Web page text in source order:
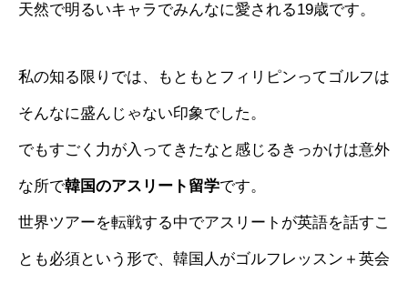
天然で明るいキャラでみんなに愛される19歳です。
私の知る限りでは、もともとフィリピンってゴルフは
そんなに盛んじゃない印象でした。
でもすごく力が入ってきたなと感じるきっかけは意外
な所で韓国のアスリート留学です。
世界ツアーを転戦する中でアスリートが英語を話すこ
とも必須という形で、韓国人がゴルフレッスン＋英会